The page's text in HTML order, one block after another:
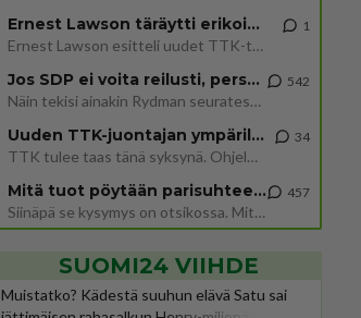
Ernest Lawson täräytti erikoisen heiton TTK-lehdistötilaisuudessa: " Onko tässä tarkoituksena...?"
Ernest Lawson esitteli uudet TTK-tähtioppilaat ja opettajat torstaina 6.8. lehdistölle. Tulevalla kaudella on yksi hausk
1
Jos SDP ei voita reilusti, persut kumoavat demokratian Suomesta
Näin tekisi ainakin Rydman seuratessaan idolinsa Trumpin mallia https://www.is.fi/politiikka/art-2000012187244.html
542
Uuden TTK-juontajan ympärillä epätietoisuus sakenee - Nyt MTV hämmentää soppaa
TTK tulee taas tänä syksynä. Ohjelman uudet tähtioppilaat julkistetaan torstaina 6. elokuuta klo 14 alkavassa lehdistö
34
Mitä tuot pöytään parisuhteessa?
Siinäpä se kysymys on otsikossa. Mitäpä siis tuot/toisit pöytään parisuhteessa? Oletko mies vai nainen? Koetko sen mitä
457
SUOMI24 VIIHDE
Muistatko? Kädestä suuhun elävä Satu sai